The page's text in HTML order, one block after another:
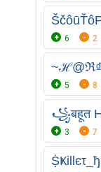
6 2
5 8
꧁बहूत
3 7